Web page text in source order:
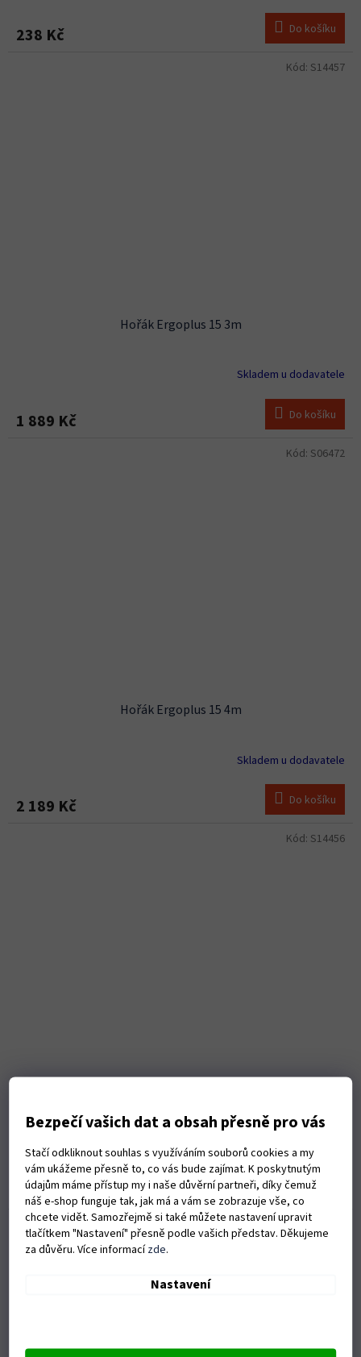
Bezpečí vašich dat a obsah přesně pro vás
Stačí odkliknout souhlas s využíváním souborů cookies a my
vám ukážeme přesně to, co vás bude zajímat. K poskytnutým
údajům máme přístup my i naše důvěrní partneři, díky čemuž
náš e-shop funguje tak, jak má a vám se zobrazuje vše, co
chcete vidět. Samozřejmě si také můžete nastavení upravit
tlačítkem "Nastavení" přesně podle vašich představ. Děkujeme
za důvěru. Více informacízde.
Nastavení
238 Kč Do košíku
Hořák Ergoplus 15 3m
Skladem u dodavatele
1 889 Kč Do košíku
Kód: S14457
Hořák Ergoplus 15 4m
Skladem u dodavatele
2 189 Kč Do košíku
Kód: S06472
Skladem u dodavatele
2 389 Kč Do košíku
Kód: S14456
Kód:S08223